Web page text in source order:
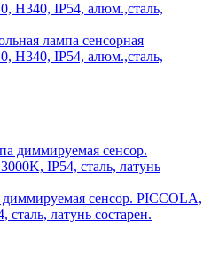
лампа сенсорная
H340, IP54, алюм.,сталь,
сенсор. PICCOLA,
латунь состарен.